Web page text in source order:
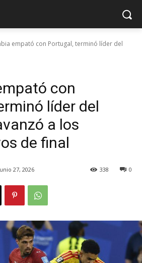
empató con Portugal, terminó líder del
con
líder del
a los
de final
27, 2026 0
338